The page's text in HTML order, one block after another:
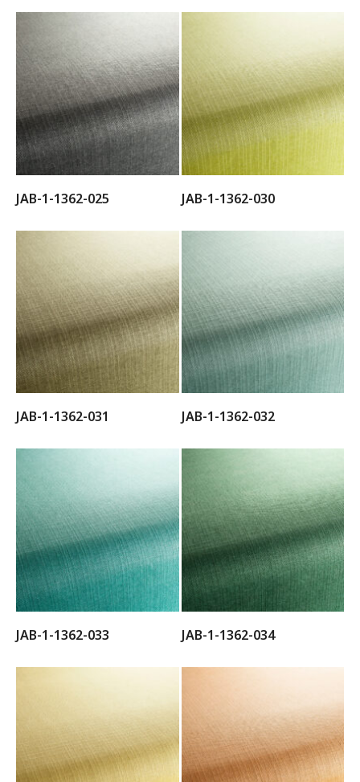
JAB-1-1362-025 JAB-1-1362-030
JAB-1-1362-031 JAB-1-1362-032
JAB-1-1362-033 JAB-1-1362-034